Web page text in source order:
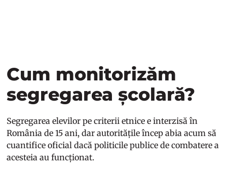
Cum monitorizăm
segregarea școlară?
Segregarea elevilor pe criterii etnice e interzisă în
România de 15 ani, dar autoritățile încep abia acum să
cuantifice oficial dacă politicile publice de combatere a
acesteia au funcționat.